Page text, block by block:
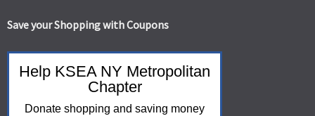
Save your Shopping with Coupons
Help KSEA NY Metropolitan
Chapter
Donate shopping and saving money